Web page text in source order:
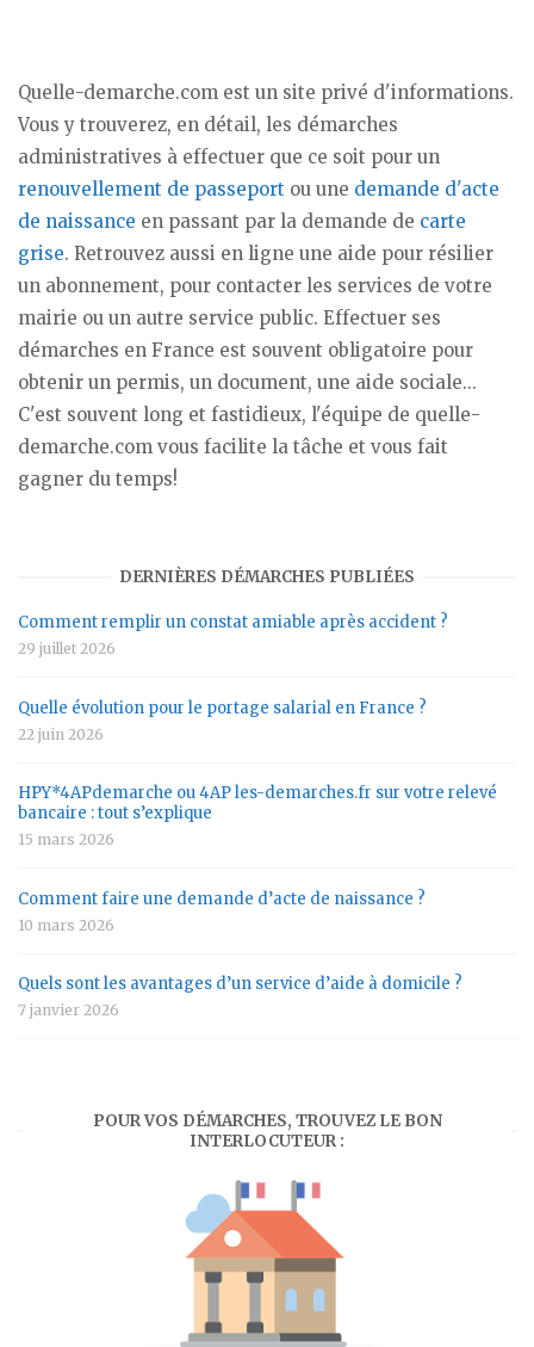
Quelle-demarche.com est un site privé d'informations.
Vous y trouverez, en détail, les démarches
administratives à effectuer que ce soit pour un
renouvellement de passeport ou une demande d'acte
de naissance en passant par la demande de carte
grise. Retrouvez aussi en ligne une aide pour résilier
un abonnement, pour contacter les services de votre
mairie ou un autre service public. Effectuer ses
démarches en France est souvent obligatoire pour
obtenir un permis, un document, une aide sociale...
C'est souvent long et fastidieux, l'équipe de quelle-
demarche.com vous facilite la tâche et vous fait
gagner du temps!
DERNIÈRES DÉMARCHES PUBLIÉES
Comment remplir un constat amiable après accident ?
29 juillet 2026
Quelle évolution pour le portage salarial en France ?
22 juin 2026
HPY*4APdemarche ou 4AP les-demarches.fr sur votre relevé
bancaire : tout s’explique
15 mars 2026
Comment faire une demande d’acte de naissance ?
10 mars 2026
Quels sont les avantages d’un service d’aide à domicile ?
7 janvier 2026
POUR VOS DÉMARCHES, TROUVEZ LE BON
INTERLOCUTEUR :